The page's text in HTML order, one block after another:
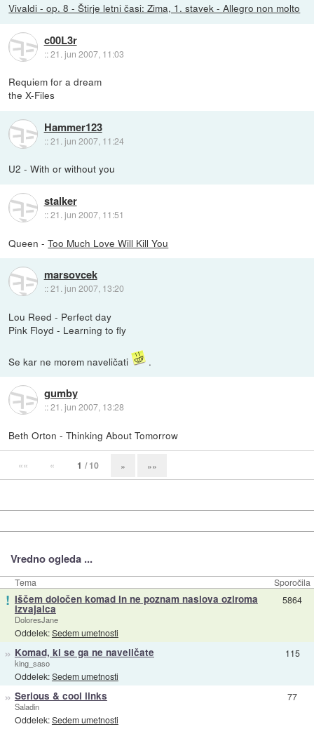
Vivaldi - op. 8 - Štirje letni časi: Zima, 1. stavek - Allegro non molto
c00L3r
::21. jun 2007, 11:03
Requiem for a dream
the X-Files
Hammer123
::21. jun 2007, 11:24
U2 - With or without you
stalker
::21. jun 2007, 11:51
Queen -Too Much Love Will Kill You
marsovcek
::21. jun 2007, 13:20
Lou Reed - Perfect day
Pink Floyd - Learning to fly
Se kar ne morem naveličati .
gumby
::21. jun 2007, 13:28
Beth Orton - Thinking About Tomorrow
«« « 1 / 10 » »»
Vredno ogleda ...
Tema Sporočila
! Iščem določen komad in ne poznam naslova oziroma
izvajalca
DoloresJane
Oddelek:Sedem umetnosti
5864
» Komad, ki se ga ne naveličate
king_saso
Oddelek:Sedem umetnosti
115
» Serious & cool links
Saladin
Oddelek:Sedem umetnosti
77